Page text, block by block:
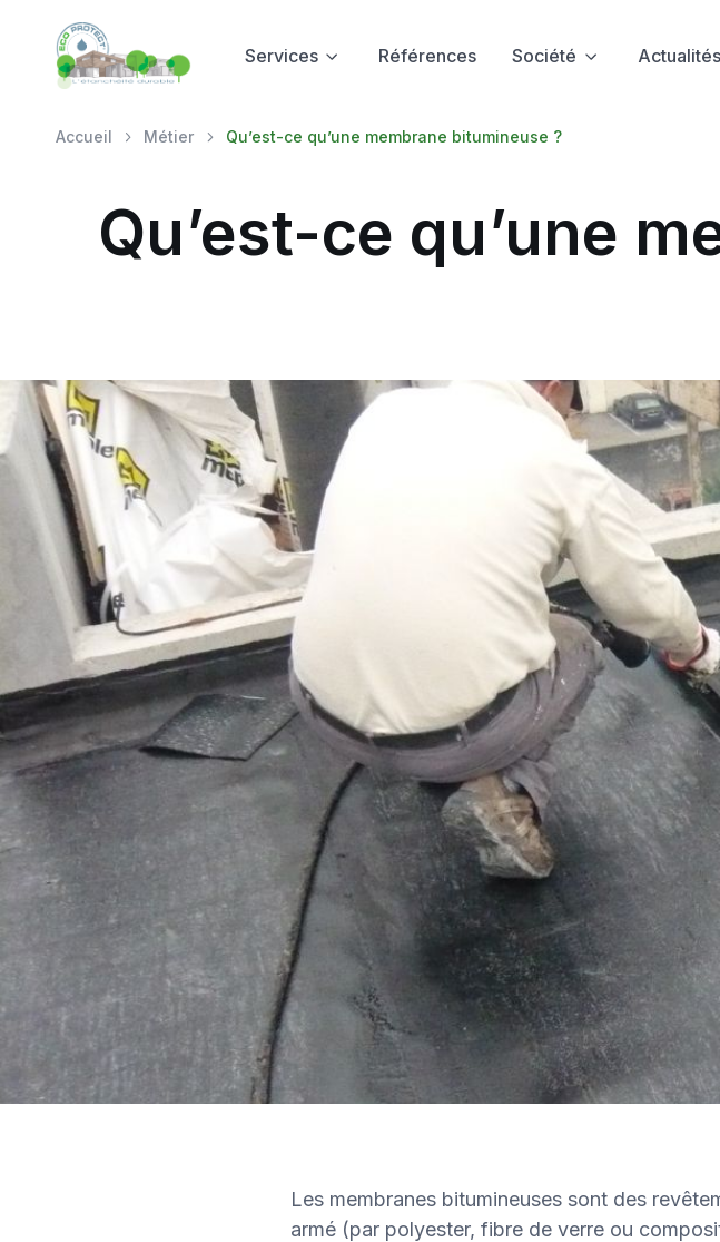
Services Références Société Actualités
Accueil Métier Qu’est-ce qu’une membrane bitumineuse ?
Qu’est-ce qu’une
Les membranes bitumineuses sont des
armé (par polyester, fibre de verre ou